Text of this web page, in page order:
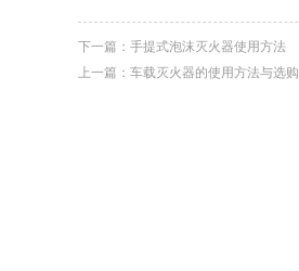
下一篇： 手提式泡沫灭火器使用方法
上一篇： 车载灭火器的使用方法与选购